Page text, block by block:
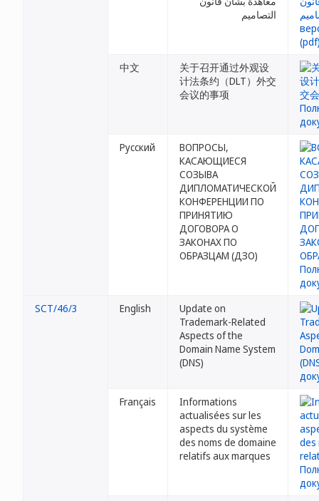
التصاميم
中文
关于召开通过外观设
计法条约（DLT）外交
会议的事项
Русский
ВОПРОСЫ,
КАСАЮЩИЕСЯ
СОЗЫВА
ДИПЛОМАТИЧЕСКОЙ
КОНФЕРЕНЦИИ ПО
ПРИНЯТИЮ
ДОГОВОРА О
ЗАКОНАХ ПО
ОБРАЗЦАМ (ДЗО)
SCT/46/3 English
Update on
Trademark-Related
Aspects of the
Domain Name System
(DNS)
Français
Informations
actualisées sur les
aspects du système
des noms de domaine
relatifs aux marques